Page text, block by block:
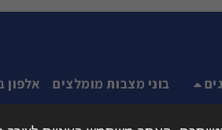
בוני מצבות מומלצים אלפון